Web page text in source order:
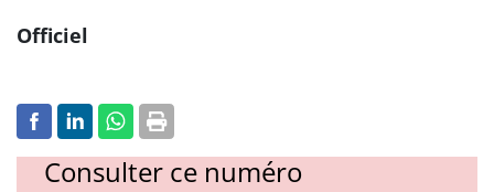
Officiel
Consulter ce numéro